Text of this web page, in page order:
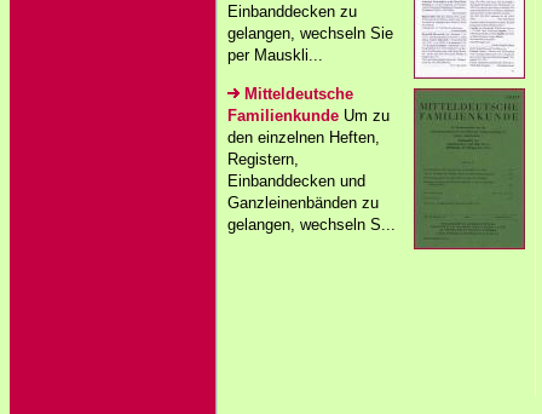
Einbanddecken zu
gelangen, wechseln Sie
per Mauskli...
Mitteldeutsche
Familienkunde Um zu
den einzelnen Heften,
Registern,
Einbanddecken und
Ganzleinenbänden zu
gelangen, wechseln S...